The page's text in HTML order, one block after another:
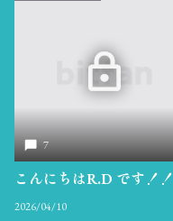
7
こんにちはR.D です！！
2026/04/10